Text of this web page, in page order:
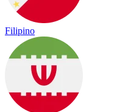
Filipino